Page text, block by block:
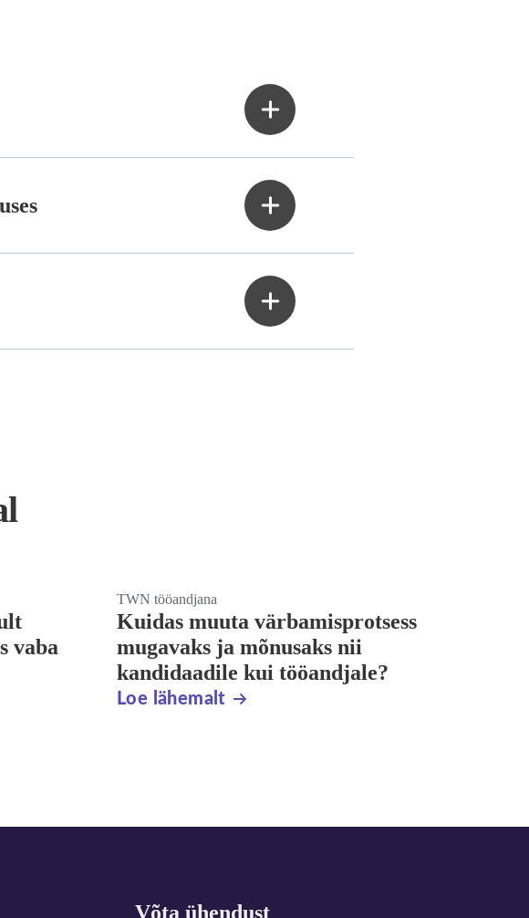
vaba
TWN tööandjana
Kuidas muuta värbamisprotsess
mugavaks ja mõnusaks nii
kandidaadile kui tööandjale?
Loe lähemalt
Võta ühendust